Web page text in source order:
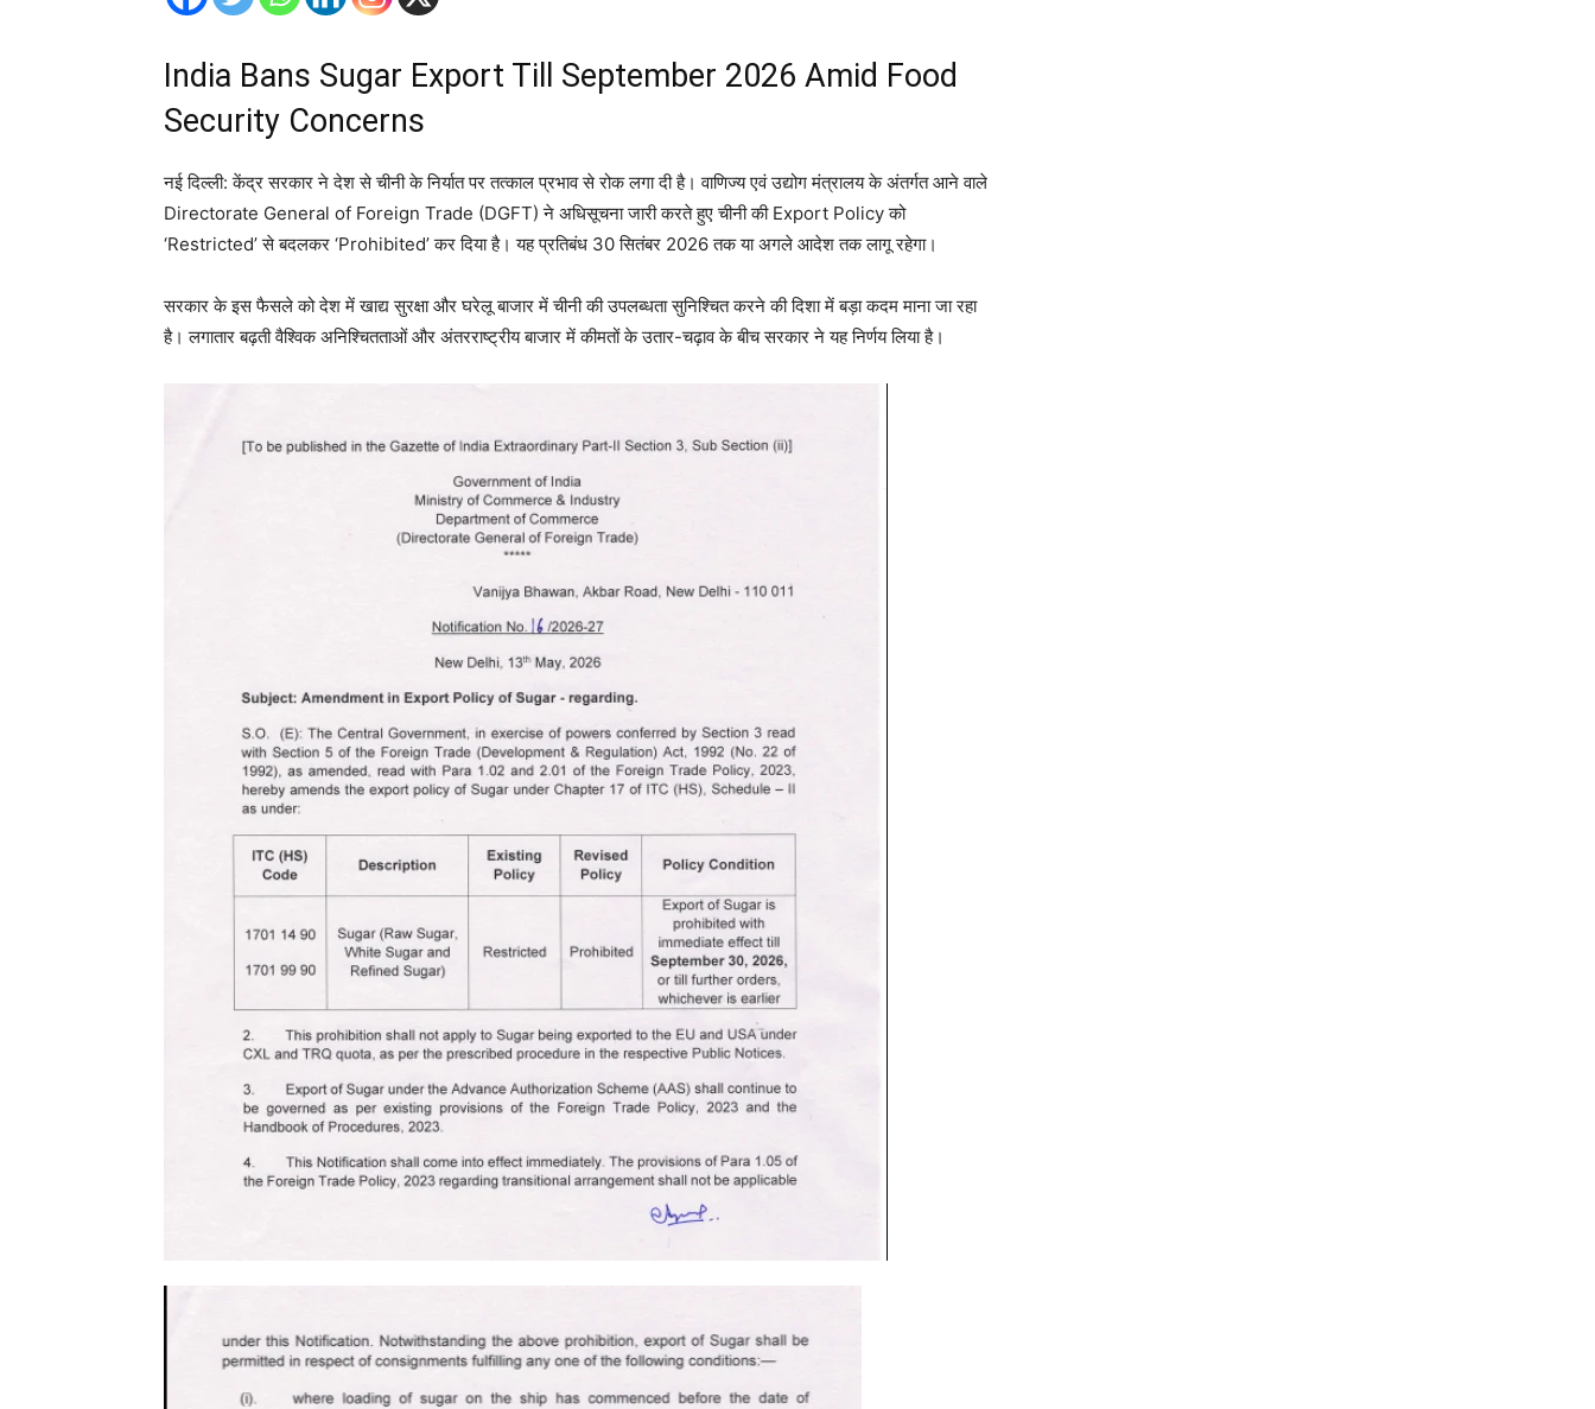
India Bans Sugar Export Till September 2026 Amid Food
Security Concerns
नई दिल्ली: केंद्र सरकार ने देश से चीनी के निर्यात पर तत्काल प्रभाव से रोक लगा दी है। वाणिज्य एवं उद्योग मंत्रालय के अंतर्गत आने वाले
Directorate General of Foreign Trade (DGFT) ने अधिसूचना जारी करते हुए चीनी की Export Policy को
‘Restricted’ से बदलकर ‘Prohibited’ कर दिया है। यह प्रतिबंध 30 सितंबर 2026 तक या अगले आदेश तक लागू रहेगा।
सरकार के इस फैसले को देश में खाद्य सुरक्षा और घरेलू बाजार में चीनी की उपलब्धता सुनिश्चित करने की दिशा में बड़ा कदम माना जा रहा
है। लगातार बढ़ती वैश्विक अनिश्चितताओं और अंतरराष्ट्रीय बाजार में कीमतों के उतार-चढ़ाव के बीच सरकार ने यह निर्णय लिया है।